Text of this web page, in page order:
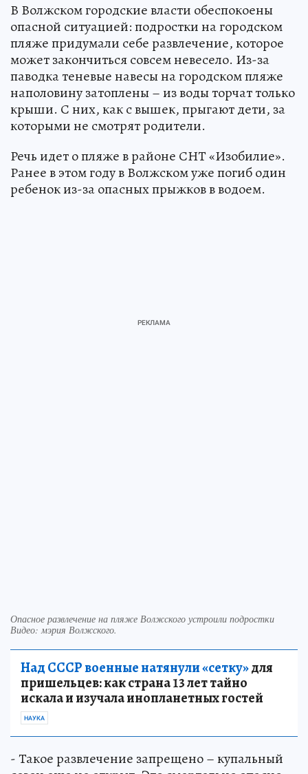
В Волжском городские власти обеспокоены
опасной ситуацией: подростки на городском
пляже придумали себе развлечение, которое
может закончиться совсем невесело. Из-за
паводка теневые навесы на городском пляже
наполовину затоплены – из воды торчат только
крыши. С них, как с вышек, прыгают дети, за
которыми не смотрят родители.
Речь идет о пляже в районе СНТ «Изобилие».
Ранее в этом году в Волжском уже погиб один
ребенок из-за опасных прыжков в водоем.
Опасное развлечение на пляже Волжского устроили подростки
Видео: мэрия Волжского.
Над СССР военные натянули «сетку»для
пришельцев: как страна 13 лет тайно
искала и изучала инопланетных гостей
НАУКА
- Такое развлечение запрещено – купальный